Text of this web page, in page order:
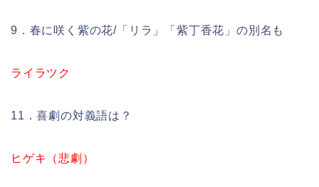
9．春に咲く紫の花/「リラ」「紫丁香花」の別名も
ライラツク
11．喜劇の対義語は？
ヒゲキ（悲劇）